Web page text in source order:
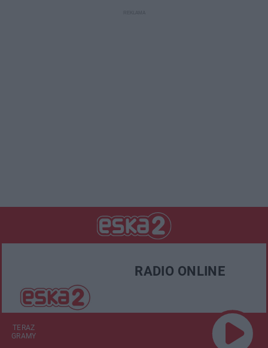
RADIO ONLINE
TERAZ
GRAMY